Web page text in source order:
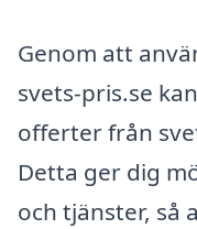
Genom att
svets-pris.se
offerter från
Detta ger dig
och tjänster, så